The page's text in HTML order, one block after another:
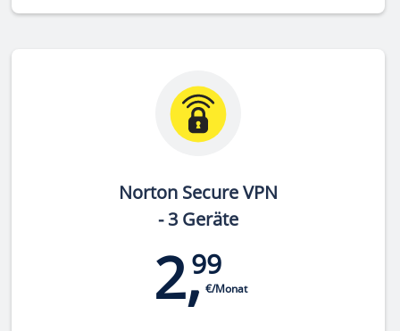
Norton Secure VPN
- 3 Geräte
2,99
€/Monat